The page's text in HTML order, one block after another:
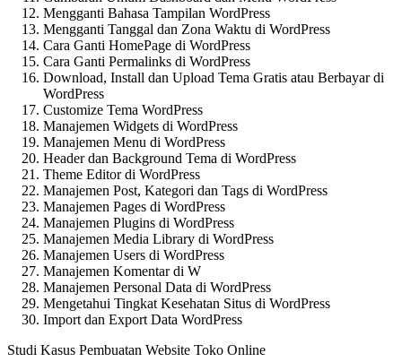
Mengganti Bahasa Tampilan WordPress
Mengganti Tanggal dan Zona Waktu di WordPress
Cara Ganti HomePage di WordPress
Cara Ganti Permalinks di WordPress
Download, Install dan Upload Tema Gratis atau Berbayar di
WordPress
Customize Tema WordPress
Manajemen Widgets di WordPress
Manajemen Menu di WordPress
Header dan Background Tema di WordPress
Theme Editor di WordPress
Manajemen Post, Kategori dan Tags di WordPress
Manajemen Pages di WordPress
Manajemen Plugins di WordPress
Manajemen Media Library di WordPress
Manajemen Users di WordPress
Manajemen Komentar di W
Manajemen Personal Data di WordPress
Mengetahui Tingkat Kesehatan Situs di WordPress
Import dan Export Data WordPress
Studi Kasus Pembuatan Website Toko Online